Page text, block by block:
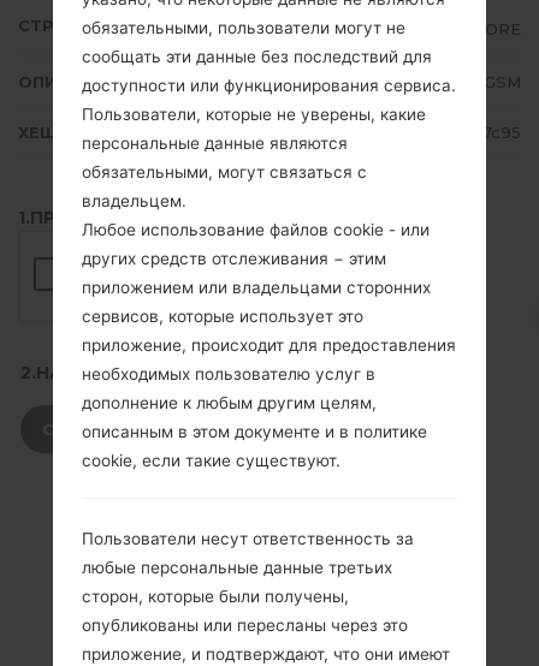
СТРАНА SINGAPORE
ОПИСАНИЕ SGP-M1-3GSM
ХЕШ 4fec8d7c11d68cfb1f84bde832407c95
1.ПРОВЕРИТЬ НАЛИЧИЕ RECAPTCHA
2.НАЖМИТЕ, ЧТОБЫ СКАЧАТЬ
СКАЧАТЬ
обязательными, пользователи могут не
сообщать эти данные без последствий для
доступности или функционирования сервиса.
Пользователи, которые не уверены, какие
персональные данные являются
обязательными, могут связаться с
владельцем.
Любое использование файлов cookie - или
других средств отслеживания − этим
приложением или владельцами сторонних
сервисов, которые использует это
приложение, происходит для предоставления
необходимых пользователю услуг в
дополнение к любым другим целям,
описанным в этом документе и в политике
cookie, если такие существуют.
Пользователи несут ответственность за
любые персональные данные третьих
сторон, которые были получены,
опубликованы или пересланы через это
приложение, и подтверждают, что они имеют